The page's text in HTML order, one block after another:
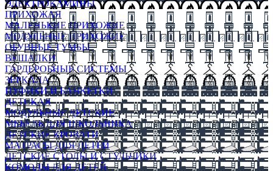
ЭЛЕКТРОКАМИНЫ
ПРИХОЖАЯ
МАЛЕНЬКИЕ ПРИХОЖИЕ
МОДУЛЬНЫЕ ПРИХОЖИЕ
ОБУВНЫЕ ТУМБЫ
ВЕШАЛКИ
ГАРДЕРОБНЫЕ СИСТЕМЫ
ЗЕРКАЛА
ПУФИКИ И БАНКЕТКИ
ДЕТСКАЯ
МОДУЛЬНЫЕ ДЕТСКИЕ
МЕБЕЛЬ ДЛЯ ШКОЛЬНИКА
ДЕТСКИЕ КРОВАТИ
МАТРАСЫ ДЛЯ ДЕТЕЙ
ДЕТСКИЕ СТОЛЫ И СТУЛЬЧИКИ
КОМОДЫ ДЛЯ ДЕТЕЙ